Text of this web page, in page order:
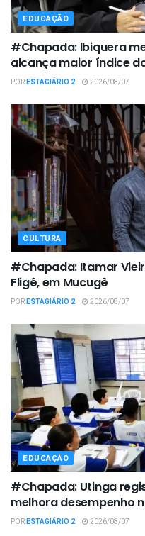
EDUCAÇÃO
#Chapada: Ibiquera
alcança maior índice
PORESTAGIÁRIO 2 2026/08/07
CULTURA
#Chapada: Itamar
Fligê, em Mucugê
PORESTAGIÁRIO 2 2026/08/07
EDUCAÇÃO
#Chapada: Utinga
melhora desempenho
PORESTAGIÁRIO 2 2026/08/07